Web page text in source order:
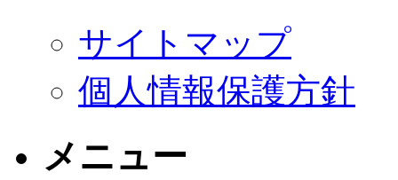
サイトマップ
個人情報保護方針
メニュー